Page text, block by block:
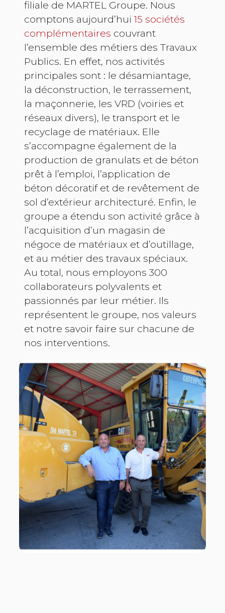
filiale de MARTEL Groupe. Nous
comptons aujourd’hui15 sociétés
complémentaires couvrant
l’ensemble des métiers des Travaux
Publics. En effet, nos activités
principales sont : le désamiantage,
la déconstruction, le terrassement,
la maçonnerie, les VRD (voiries et
réseaux divers), le transport et le
recyclage de matériaux. Elle
s’accompagne également de la
production de granulats et de béton
prêt à l’emploi, l’application de
béton décoratif et de revêtement de
sol d’extérieur architecturé. Enfin, le
groupe a étendu son activité grâce à
l’acquisition d’un magasin de
négoce de matériaux et d’outillage,
et au métier des travaux spéciaux.
Au total, nous employons 300
collaborateurs polyvalents et
passionnés par leur métier. Ils
représentent le groupe, nos valeurs
et notre savoir faire sur chacune de
nos interventions.